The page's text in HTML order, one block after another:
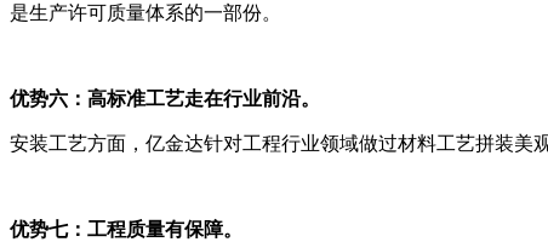
是生产许可质量体系的一部份。
优势六： 高标准工艺走在行业前沿。
安装工艺方面，亿金达针对工程行业领域做过材料工艺拼装美
优势七：工程质量有保障。